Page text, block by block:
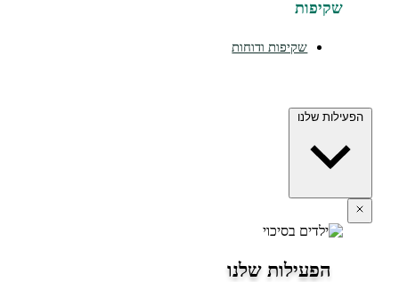
שקיפות ודוחות
שלנו